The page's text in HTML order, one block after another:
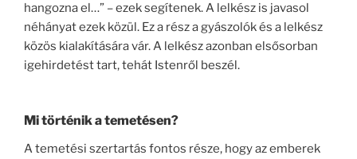
hangozna el…” – ezek segítenek. A lelkész is javasol
néhányat ezek közül. Ez a rész a gyászolók és a lelkész
közös kialakítására vár. A lelkész azonban elsősorban
igehirdetést tart, tehát Istenről beszél.
Mi történik a temetésen?
A temetési szertartás fontos része, hogy az emberek